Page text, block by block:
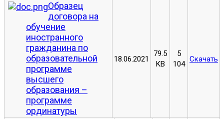
Образец
договора на
обучение
иностранного
гражданина по
образовательной
программе
высшего
образования –
программе
ординатуры
18.06.2021
79.5
KB
5
104
Скачать